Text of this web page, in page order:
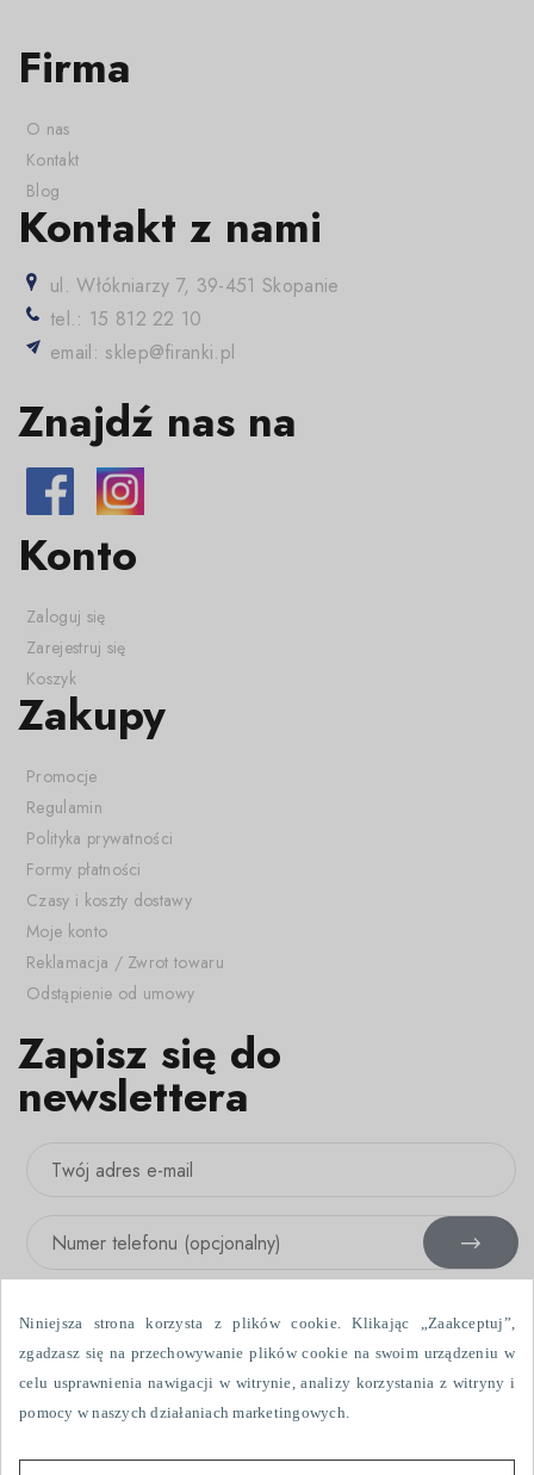
Firma
O nas
Kontakt
Blog
Kontakt z nami
ul. Włókniarzy 7, 39-451 Skopanie
tel.: 15 812 22 10
email: sklep@firanki.pl
Znajdź nas na
Konto
Zaloguj się
Zarejestruj się
Koszyk
Zakupy
Promocje
Regulamin
Polityka prywatności
Formy płatności
Czasy i koszty dostawy
Moje konto
Reklamacja / Zwrot towaru
Odstąpienie od umowy
Zapisz się do
newslettera
Wyrażam zgodę na otrzymywanie informacji handlowych drogą
elektroniczną i przy użyciu urządzeń telefonicznych, wysłanych przez
Niniejsza strona korzysta z plików cookie. Klikając „Zaakceptuj”,
zgadzasz się na przechowywanie plików cookie na swoim urządzeniu w
celu usprawnienia nawigacji w witrynie, analizy korzystania z witryny i
pomocy w naszych działaniach marketingowych.